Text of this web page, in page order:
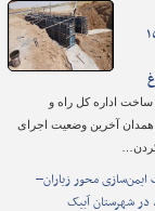
۱۵
اداره کل راه و
آخرین وضعیت اجرای
ایمن‌سازی محور زیاران–
در شهرستان آبیک